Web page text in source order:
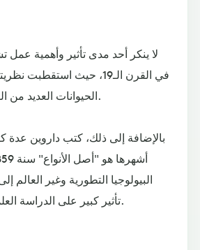
لا ينكر أحد مدى تأثير وأهمية عمل
في القرن الـ19، حيث
الحيوانات العديد من القراء منذ ذلك الحين.
بالإضافة إلى ذلك، كتب داروين عدة
البيولوجيا التطورية وغير العالم
تأثير كبير على الدراسة العلمية والعقيدة الدينية.